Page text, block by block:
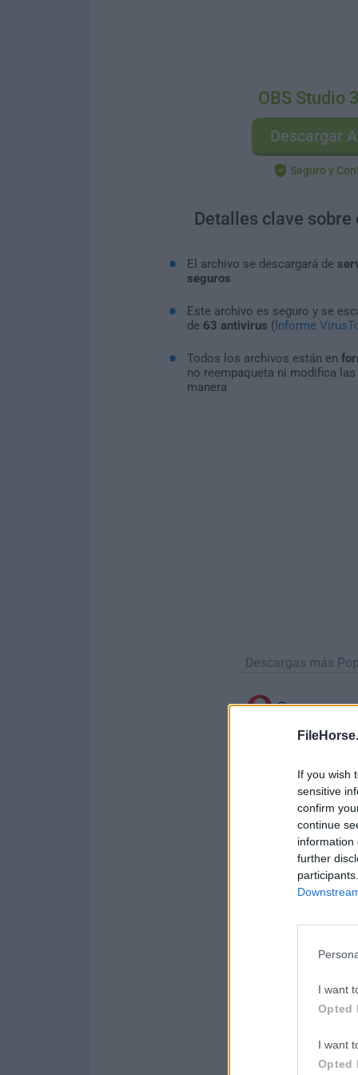
If you wish
sensitive
confirm
continue
information
further
I want
Opted
I want
Opted
OBS Studio
Descargar
Seguro y
Detalles clave sobre
El archivo se descargará de
seguros
Este archivo es seguro y se
de 63 antivirus (Informe
Todos los archivos están en
no reempaqueta ni modifica
manera
Descargas más
Opera
Opera 134.0 Build 5954.26
WPS Office
AdGuard
AdGuard VPN for Mac
Acerca de OBS
OBS Studio para
transmisión en
captura de
web y tarjetas de